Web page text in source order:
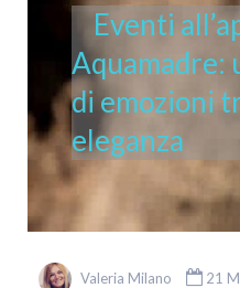
Eventi
Aquamadre:
di emozioni
eleganza
Valeria Milano 21